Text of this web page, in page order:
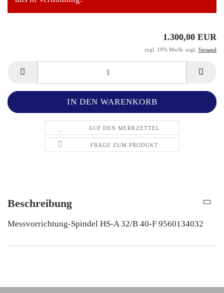
1.300,00 EUR
zzgl. 19% MwSt. zzgl. Versand
AUF DEN MERKZETTEL
FRAGE ZUM PRODUKT
Beschreibung
Messvorrichtung-Spindel HS-A 32/B 40-F 9560134032